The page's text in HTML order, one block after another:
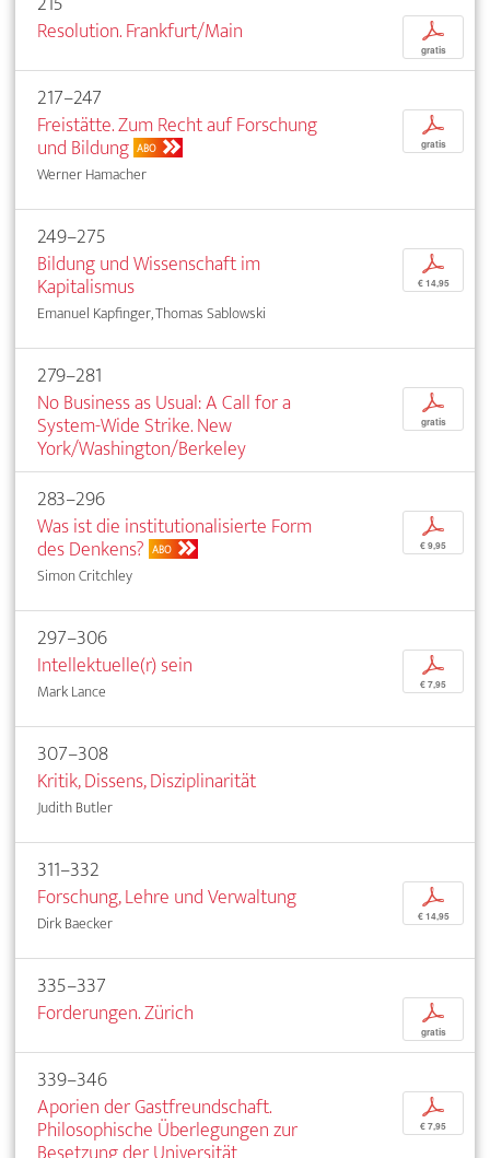
Resolution. Frankfurt/Main
p
gratis
217–247
Freistätte. Zum Recht auf Forschung
und Bildung ABO
Werner Hamacher
p
gratis
249–275
Bildung und Wissenschaft im
Kapitalismus
Emanuel Kapfinger, Thomas Sablowski
p
€ 14,95
279–281
No Business as Usual: A Call for a
System-Wide Strike. New
York/Washington/Berkeley
p
gratis
283–296
Was ist die institutionalisierte Form
des Denkens? ABO
Simon Critchley
p
€ 9,95
297–306
Intellektuelle(r) sein
Mark Lance
p
€ 7,95
307–308
Kritik, Dissens, Disziplinarität
Judith Butler
311–332
Forschung, Lehre und Verwaltung
Dirk Baecker
p
€ 14,95
335–337
Forderungen. Zürich
p
gratis
339–346
Aporien der Gastfreundschaft.
Philosophische Überlegungen zur
p
€ 7,95